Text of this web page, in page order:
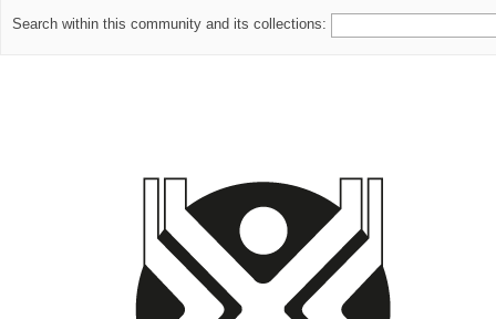
Search within this community and its collections: